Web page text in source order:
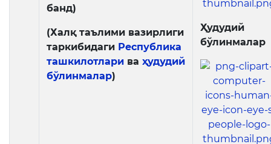
банд)
(Халқ таълими вазирлиги
таркибидаги Республика
ташкилотлари ва ҳудудий
бўлинмалар)
Ҳудудий
бўлинмалар